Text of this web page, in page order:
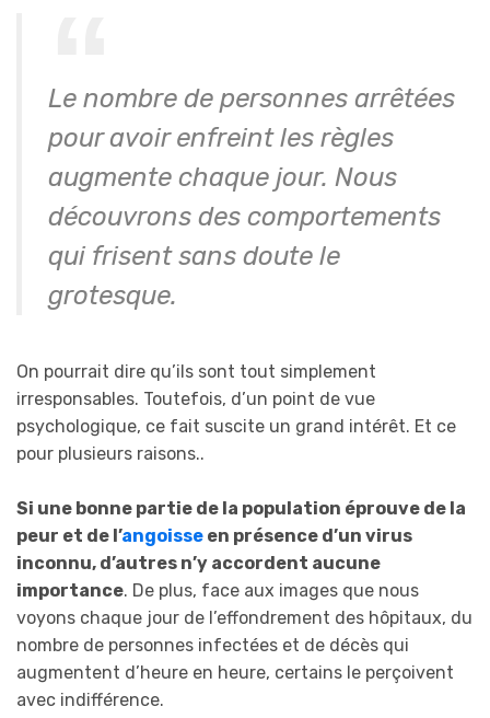
Le nombre de personnes arrêtées
pour avoir enfreint les règles
augmente chaque jour. Nous
découvrons des comportements
qui frisent sans doute le
grotesque.
On pourrait dire qu’ils sont tout simplement
irresponsables. Toutefois, d’un point de vue
psychologique, ce fait suscite un grand intérêt. Et ce
pour plusieurs raisons..
Si une bonne partie de la population éprouve de la
peur et de l’angoisse en présence d’un virus
inconnu, d’autres n’y accordent aucune
importance. De plus, face aux images que nous
voyons chaque jour de l’effondrement des hôpitaux, du
nombre de personnes infectées et de décès qui
augmentent d’heure en heure, certains le perçoivent
avec indifférence.